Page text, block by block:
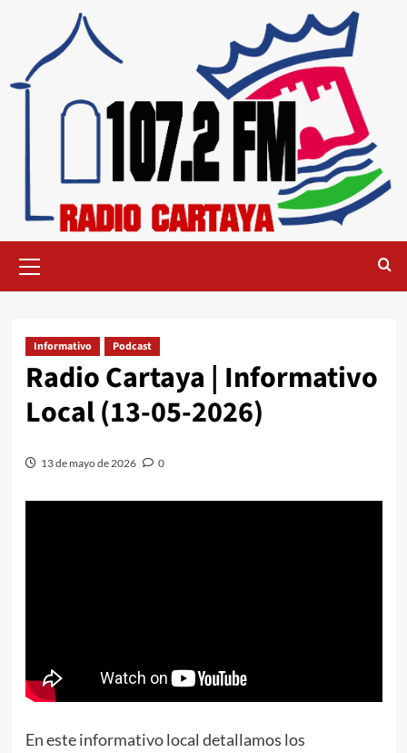
Informativo Podcast
Radio Cartaya | Informativo
Local (13-05-2026)
13 de mayo de 2026 0
En este informativo local detallamos los